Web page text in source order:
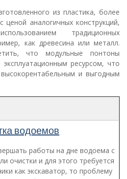
из пластика, более
ценой аналогичных конструкций,
традиционных
как древесина или металл.
что модульные понтоны
ресурсом, что
и выгодным
водоемов
работы на дне водоема с
очистки и для этого требуется
как экскаватор, то проблему